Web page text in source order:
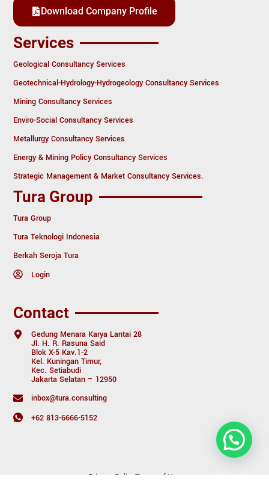
Download Company Profile
Services
Geological Consultancy Services
Geotechnical-Hydrology-Hydrogeology Consultancy Services
Mining Consultancy Services
Enviro-Social Consultancy Services
Metallurgy Consultancy Services
Energy & Mining Policy Consultancy Services
Strategic Management & Market Consultancy Services.
Tura Group
Tura Group
Tura Teknologi Indonesia
Berkah Seroja Tura
Login
Contact
Gedung Menara Karya Lantai 28
Jl. H. R. Rasuna Said
Blok X-5 Kav.1-2
Kel. Kuningan Timur,
Kec. Setiabudi
Jakarta Selatan – 12950
inbox@tura.consulting
+62 813-6666-5152
Privacy Policy Terms of Use